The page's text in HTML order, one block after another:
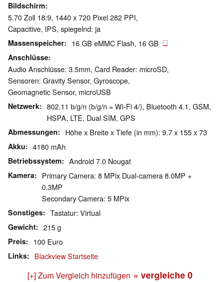
Bildschirm
5.70 Zoll 18:9, 1440 x 720 Pixel 282 PPI,
Capacitive, IPS, spiegelnd: ja
Massenspeicher 16 GB eMMC Flash, 16 GB
Anschlüsse
Audio Anschlüsse: 3.5mm, Card Reader: microSD,
Sensoren: Gravity Sensor, Gyroscope,
Geomagnetic Sensor, microUSB
Netzwerk
802.11 b/g/n (b/g/n = Wi-Fi 4/), Bluetooth 4.1, GSM,
HSPA, LTE, Dual SIM, GPS
Abmessungen Höhe x Breite x Tiefe (in mm): 9.7 x 155 x 73
Akku 4180 mAh
Betriebssystem Android 7.0 Nougat
Kamera
Primary Camera: 8 MPix Dual-camera 8.0MP +
0.3MP
Secondary Camera: 5 MPix
Sonstiges Tastatur: Virtual
Gewicht 215 g
Preis 100 Euro
Links Blackview Startseite
[+] Zum Vergleich hinzufügen » vergleiche 0